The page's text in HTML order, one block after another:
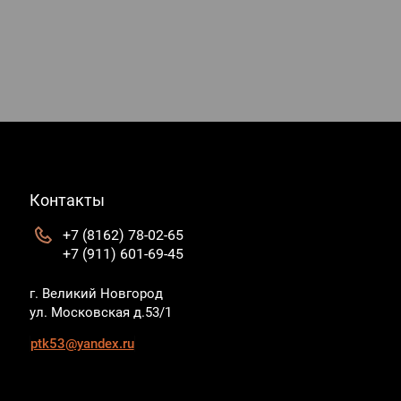
Контакты
+7 (8162) 78-02-65
+7 (911) 601-69-45
г. Великий Новгород
ул. Московская д.53/1
ptk53@yandex.ru